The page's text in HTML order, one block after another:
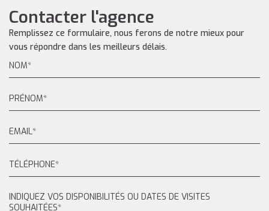
Contacter l'agence
Remplissez ce formulaire, nous ferons de notre mieux pour
vous répondre dans les meilleurs délais.